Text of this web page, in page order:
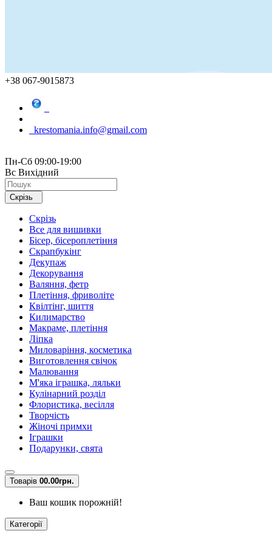
+38 067-9015873
krestomania.info@gmail.com
Пн-Сб 09:00-19:00
Вс Вихідний
Скрізь
Скрізь
Все для вишивки
Бісер, бісероплетіння
Скрапбукінг
Декупаж
Декорування
Валяння, фетр
Плетіння, фриволіте
Квілтінг, шиття
Килимарство
Макраме, плетіння
Ліпка
Миловаріння, косметика
Виготовлення свічок
Малювання
М'яка іграшка, ляльки
Кулінарний розділ
Флористика, весілля
Творчість
Жіночі примхи
Іграшки
Подарунки, свята
Товарів 00.00грн.
Ваш кошик порожній!
Категорії